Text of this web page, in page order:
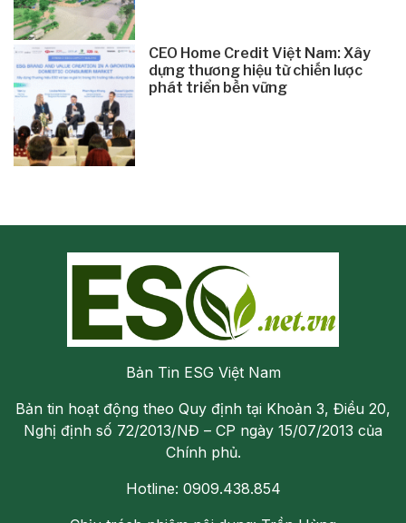
CEO Home Credit Việt Nam: Xây
dựng thương hiệu từ chiến lược
phát triển bền vững
Bản Tin ESG Việt Nam
Bản tin hoạt động theo Quy định tại Khoản 3, Điều 20,
Nghị định số 72/2013/NĐ – CP ngày 15/07/2013 của
Chính phủ.
Hotline: 0909.438.854